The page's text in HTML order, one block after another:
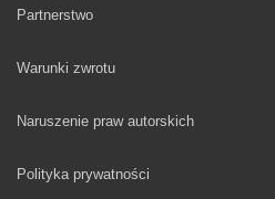
Partnerstwo
Warunki zwrotu
Naruszenie praw autorskich
Polityka prywatności